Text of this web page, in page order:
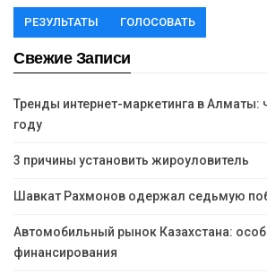
РЕЗУЛЬТАТЫ ГОЛОСОВАТЬ
Свежие Записи
Тренды интернет-маркетинга в Алматы:
году
3 причины установить жироуловитель
Шавкат Рахмонов одержал седьмую
Автомобильный рынок Казахстана:
финансирования